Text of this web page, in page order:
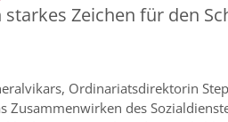
Zeichen für den
Ordinariatsdirektorin
Zusammenwirken des